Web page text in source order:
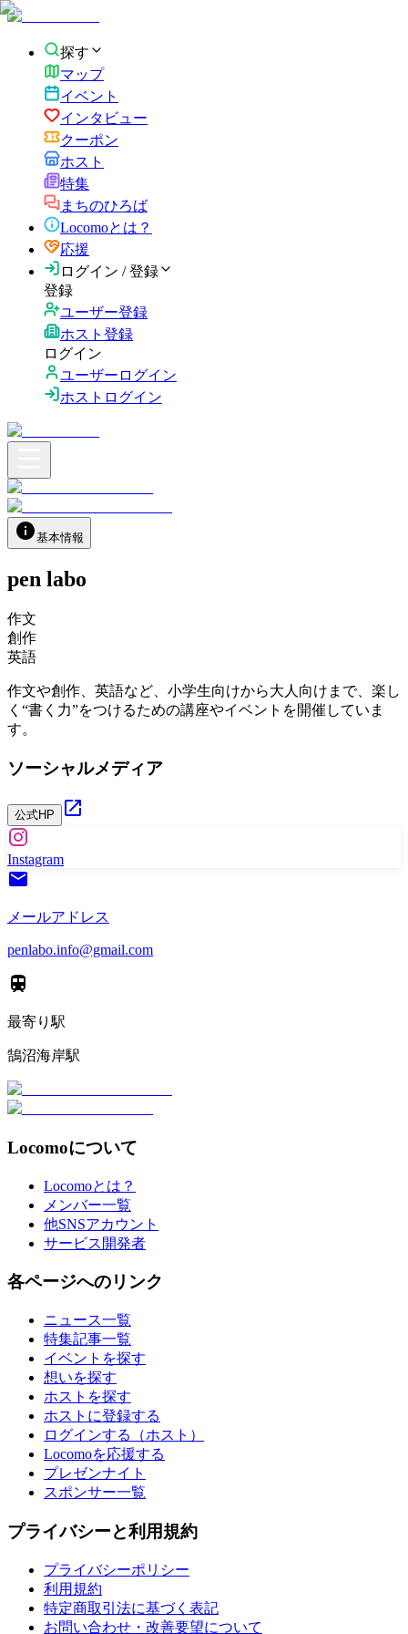
探す
マップ
イベント
インタビュー
クーポン
ホスト
特集
まちのひろば
Locomoとは？
応援
ログイン / 登録
登録
ユーザー登録
ホスト登録
ログイン
ユーザーログイン
ホストログイン
基本情報
pen labo
作文
創作
英語
作文や創作、英語など、小学生向けから大人向けまで、楽し
く“書く力”をつけるための講座やイベントを開催していま
す。
ソーシャルメディア
公式HP
Instagram
メールアドレス
penlabo.info@gmail.com
最寄り駅
鵠沼海岸駅
Locomoについて
Locomoとは？
メンバー一覧
他SNSアカウント
サービス開発者
各ページへのリンク
ニュース一覧
特集記事一覧
イベントを探す
想いを探す
ホストを探す
ホストに登録する
ログインする（ホスト）
Locomoを応援する
プレゼンナイト
スポンサー一覧
プライバシーと利用規約
プライバシーポリシー
利用規約
特定商取引法に基づく表記
お問い合わせ・改善要望について